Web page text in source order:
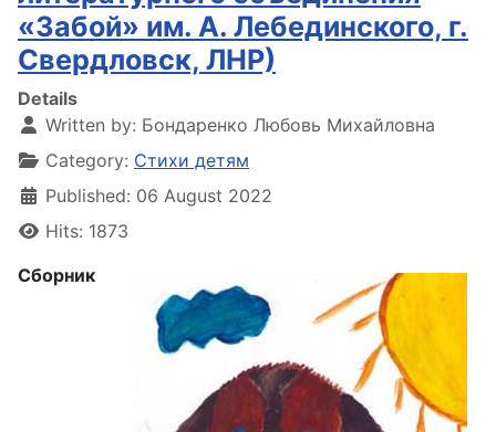
«Забой» им. А. Лебединского, г.
Свердловск, ЛНР)
Details
Written by: Бондаренко Любовь Михайловна
Category: Стихи детям
Published: 06 August 2022
Hits: 1873
Сборник